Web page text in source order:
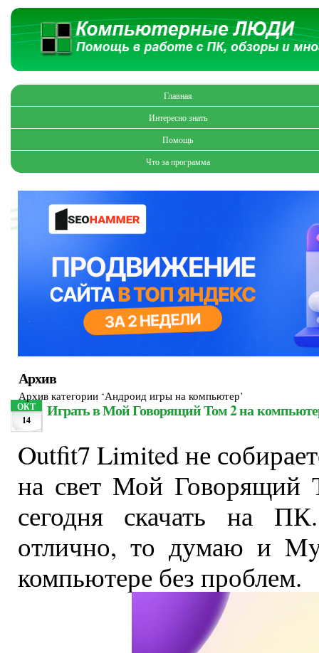
Главная
Интересно знать
Помощь
Что за программа
Архив
Архив категории ‘Андроид игры на компьютер’
ОКТ
14
Играть в Мой Говорящий Том 2 на
Outfit7 Limited не
на свет Мой Говорящий
сегодня скачать на
отлично, то думаю и
компьютере без проблем.